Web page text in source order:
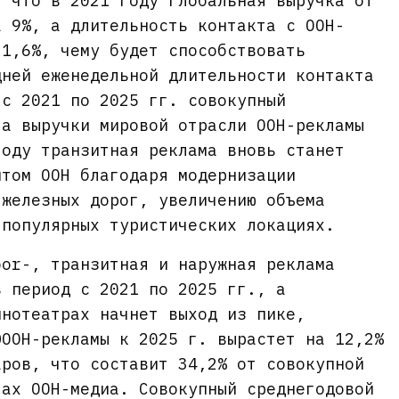
9%, а длительность контакта с OOH-
чему будет способствовать
еженедельной длительности контакта
2021 по 2025 гг. совокупный
выручки мировой отрасли OOH-рекламы
транзитная реклама вновь станет
OOH благодаря модернизации
дорог, увеличению объема
туристических локациях.
, транзитная и наружная реклама
период с 2021 по 2025 гг., а
начнет выход из пике,
рекламы к 2025 г. вырастет на 12,2%
что составит 34,2% от совокупной
OOH-медиа. Совокупный среднегодовой